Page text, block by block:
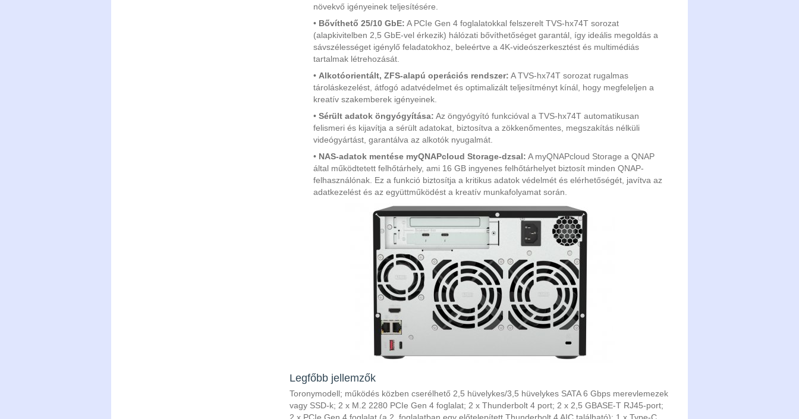
növekvő igényeinek teljesítésére.
• Bővíthető 25/10 GbE: A PCIe Gen 4 foglalatokkal felszerelt TVS-hx74T sorozat
(alapkivitelben 2,5 GbE-vel érkezik) hálózati bővíthetőséget garantál, így ideális megoldás a
sávszélességet igénylő feladatokhoz, beleértve a 4K-videószerkesztést és multimédiás
tartalmak létrehozását.
• Alkotóorientált, ZFS-alapú operációs rendszer: A TVS-hx74T sorozat rugalmas
tároláskezelést, átfogó adatvédelmet és optimalizált teljesítményt kínál, hogy megfeleljen a
kreatív szakemberek igényeinek.
• Sérült adatok öngyógyítása: Az öngyógyító funkcióval a TVS-hx74T automatikusan
felismeri és kijavítja a sérült adatokat, biztosítva a zökkenőmentes, megszakítás nélküli
videógyártást, garantálva az alkotók nyugalmát.
• NAS-adatok mentése myQNAPcloud Storage-dzsal: A myQNAPcloud Storage a QNAP
által működtetett felhőtárhely, ami 16 GB ingyenes felhőtárhelyet biztosít minden QNAP-
felhasználónak. Ez a funkció biztosítja a kritikus adatok védelmét és elérhetőségét, javítva az
adatkezelést és az együttműködést a kreatív munkafolyamat során.
Legfőbb jellemzők
Toronymodell; működés közben cserélhető 2,5 hüvelykes/3,5 hüvelykes SATA 6 Gbps merevlemezek
vagy SSD-k; 2 x M.2 2280 PCIe Gen 4 foglalat; 2 x Thunderbolt 4 port; 2 x 2,5 GBASE-T RJ45-port;